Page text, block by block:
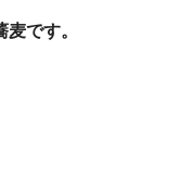
麦です。